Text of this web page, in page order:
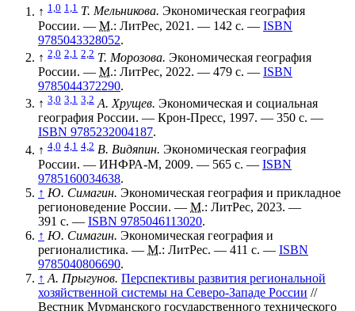
↑ 1,0 1,1 Т. Мельникова. Экономическая география
России. — М.: ЛитРес, 2021. — 142 с. — ISBN
9785043328052.
↑ 2,0 2,1 2,2 Т. Морозова. Экономическая география
России. — М.: ЛитРес, 2022. — 479 с. — ISBN
9785044372290.
↑ 3,0 3,1 3,2 А. Хрущев. Экономическая и социальная
география России. — Крон-Пресс, 1997. — 350 с. —
ISBN 9785232004187.
↑ 4,0 4,1 4,2 В. Видяпин. Экономическая география
России. — ИНФРА-М, 2009. — 565 с. — ISBN
9785160034638.
↑ Ю. Симагин. Экономическая география и прикладное
регионоведение России. — М.: ЛитРес, 2023. —
391 с. — ISBN 9785046113020.
↑ Ю. Симагин. Экономическая география и
регионалистика. — М.: ЛитРес. — 411 с. — ISBN
9785040806690.
↑ А. Прыгунов. Перспективы развития региональной
хозяйственной системы на Северо-Западе России //
Вестник Мурманского государственного технического